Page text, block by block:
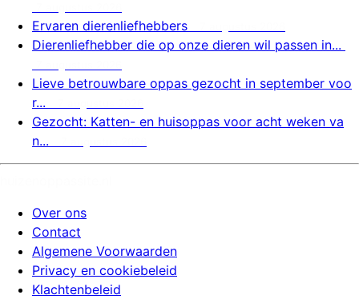
Ervaren dierenliefhebbers
Dierenliefhebber die op onze dieren wil passen in...
Lieve betrouwbare oppas gezocht in september voo
r...
Gezocht: Katten- en huisoppas voor acht weken va
n...
Over ons
Contact
Algemene Voorwaarden
Privacy en cookiebeleid
Klachtenbeleid